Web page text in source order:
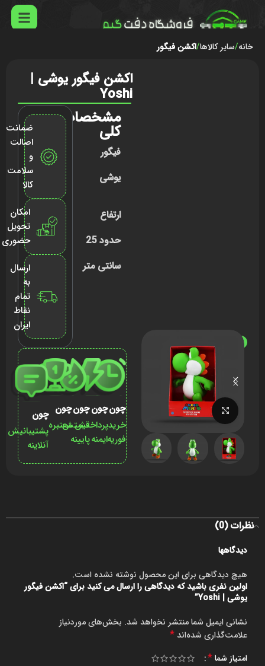
خانه سایر کالاها اکشن فیگور
ناموجود
برای بزرگنمایی کلیک کنید
اکشن فیگور یوشی |
Yoshi
مشخصات
کلی
فیگور
یوشی
ارتفاع
حدود 25
سانتی متر
ضمانت
اصالت
و
سلامت
کالا
امکان
تحویل
حضوری
ارسال
به
تمام
نقاط
ایران
چون
خرید
فوریه
چون
پرداختش
ایمنه
چون
قیمتش
پایینه
چون
معتبره
چون
پشتیبانیش
آنلاینه
نظرات (0)
دیدگاهها
هیچ دیدگاهی برای این محصول نوشته نشده است.
اولین نفری باشید که دیدگاهی را ارسال می کنید برای “اکشن فیگور
یوشی | Yoshi”
نشانی ایمیل شما منتشر نخواهد شد. بخش‌های موردنیاز
علامت‌گذاری شده‌اند *
امتیاز شما*